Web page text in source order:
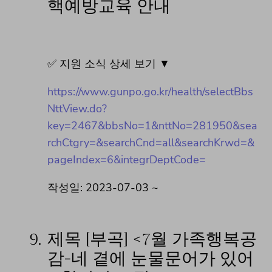
핵예방교육 안내
✅ 지원 소식 상세 보기 ▼
https://www.gunpo.go.kr/health/selectBbs
NttView.do?
key=2467&bbsNo=1&nttNo=281950&sea
rchCtgry=&searchCnd=all&searchKrwd=&
pageIndex=6&integrDeptCode=
작성일: 2023-07-03 ~
9. 제목 [부곡] <7월 가족행복공
감-네 곁에 눈물문어가 있어